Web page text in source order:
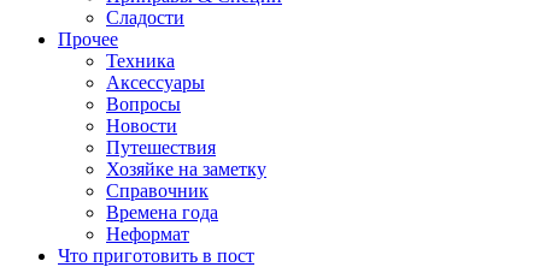
Сладости
Прочее
Техника
Аксессуары
Вопросы
Новости
Путешествия
Хозяйке на заметку
Справочник
Времена года
Неформат
Что приготовить в пост